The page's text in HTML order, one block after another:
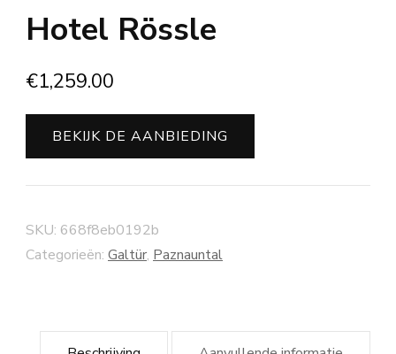
Hotel Rössle
€1,259.00
BEKIJK DE AANBIEDING
SKU: 668f8eb0192b
Categorieën: Galtür, Paznauntal